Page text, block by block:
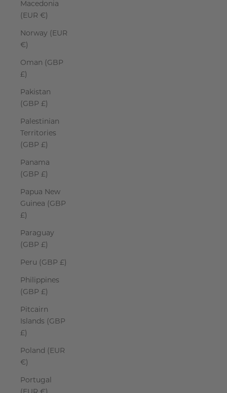
Macedonia
(EUR €)
Norway (EUR
€)
Oman (GBP
£)
Pakistan
(GBP £)
Palestinian
Territories
(GBP £)
Panama
(GBP £)
Papua New
Guinea (GBP
£)
Paraguay
(GBP £)
Peru (GBP £)
Philippines
(GBP £)
Pitcairn
Islands (GBP
£)
Poland (EUR
€)
Portugal